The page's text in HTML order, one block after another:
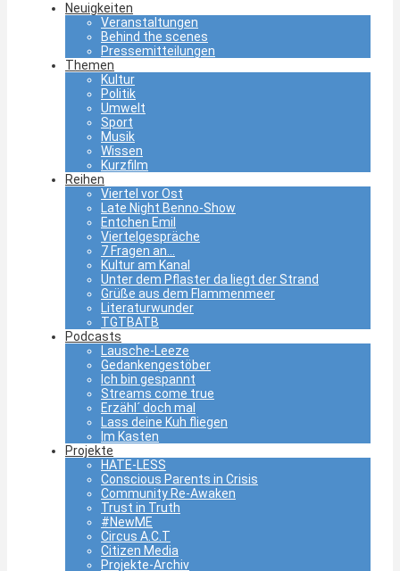
Neuigkeiten
Veranstaltungen
Behind the scenes
Pressemitteilungen
Themen
Kultur
Politik
Umwelt
Sport
Musik
Wissen
Kurzfilm
Reihen
Viertel vor Ost
Late Night Benno-Show
Entchen Emil
Viertelgespräche
7 Fragen an…
Kultur am Kanal
Unter dem Pflaster da liegt der Strand
Grüße aus dem Flammenmeer
Literaturwunder
TGTBATB
Podcasts
Lausche-Leeze
Gedankengestöber
Ich bin gespannt
Streams come true
Erzähl´ doch mal
Lass deine Kuh fliegen
Im Kasten
Projekte
HATE-LESS
Conscious Parents in Crisis
Community Re-Awaken
Trust in Truth
#NewME
Circus A.C.T
Citizen Media
Projekte-Archiv